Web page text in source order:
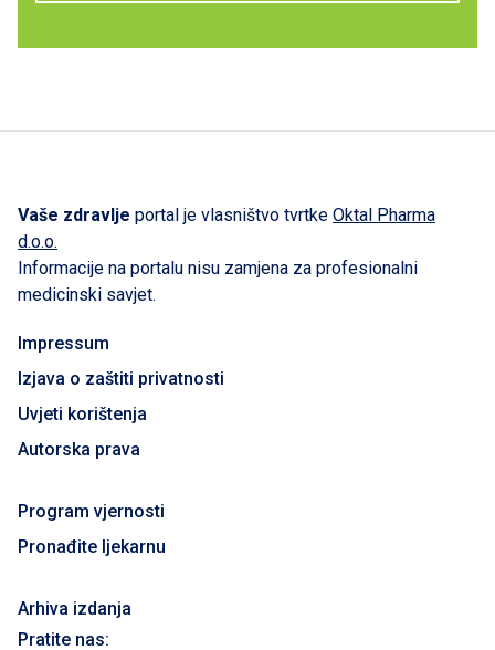
Vaše zdravlje portal je vlasništvo tvrtke Oktal Pharma
d.o.o.
Informacije na portalu nisu zamjena za profesionalni
medicinski savjet.
Impressum
Izjava o zaštiti privatnosti
Uvjeti korištenja
Autorska prava
Program vjernosti
Pronađite ljekarnu
Arhiva izdanja
Pratite nas: